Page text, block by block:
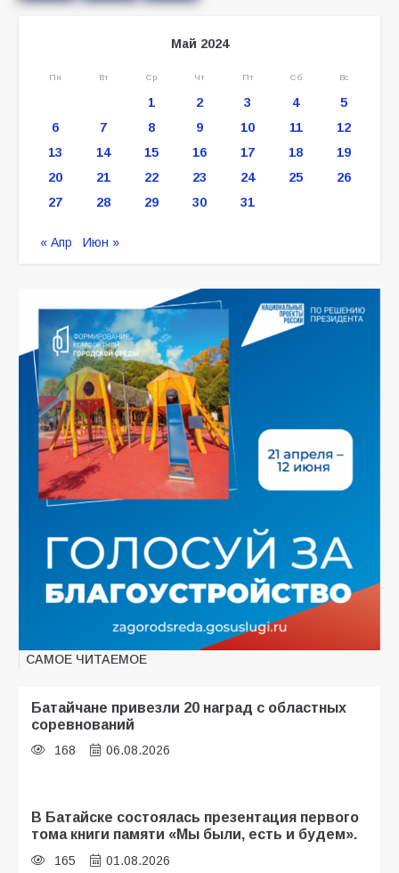
Май 2024
Пн Вт Ср Чт Пт Сб Вс
1 2 3 4
5
6
7 8 9 10 11
12
13
14 15 16 17 18
19
20
21 22 23 24 25
26
27
28 29 30 31
« Апр Июн »
САМОЕ ЧИТАЕМОЕ
Батайчане привезли 20 наград с областных
соревнований
168 06.08.2026
В Батайске состоялась презентация первого
тома книги памяти «Мы были, есть и будем».
165 01.08.2026